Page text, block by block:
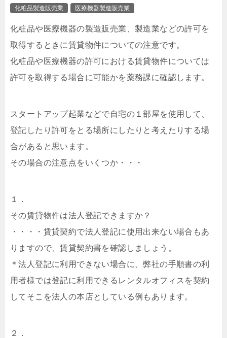
化粧品製造販売業
医療機器製造販売業
化粧品や医療機器の製造販売業、製造業などの許可を
取得するときに賃貸物件についての注意です。
化粧品や医療機器の許可における賃貸物件については
許可を取得する場合に可能かを薬務課に確認します。
スタートアップ起業などで自宅の１部屋を使用して、
登記したり許可をとる場所にしたりと考えたりする場
合があると思います。
その場合の注意点をいくつか・・・
１．
その賃貸物件は法人登記できますか？
・・・・賃貸契約で法人登記に使用出来ない場合もあ
りますので、賃貸契約書を確認しましょう。
＊法人登記に利用できない場合に、弊社の手順書の利
用者様では登記に利用できるレンタルオフィスを契約
してそこを法人の本店としている例もあります。
２．